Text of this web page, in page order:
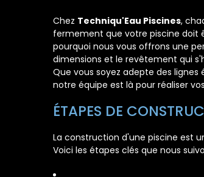
Chez Techniqu'Eau Piscines,
fermement que votre piscine doit
pourquoi nous vous offrons une
dimensions et le revêtement qui
Que vous soyez adepte des
notre équipe est là pour réaliser
ÉTAPES DE
La construction d'une piscine est
Voici les étapes clés que nous